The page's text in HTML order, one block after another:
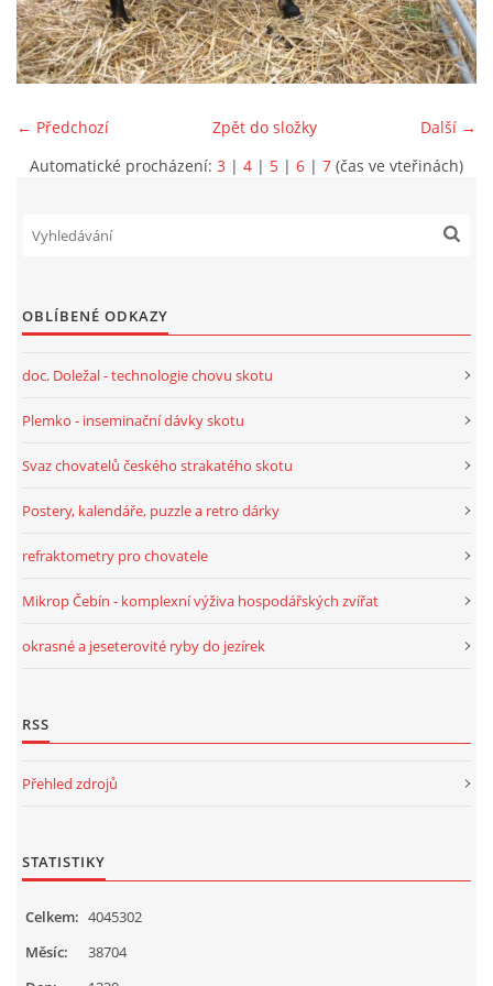
CHOV OVCÍ
CHOV NUTRIÍ
EKOLOGICKÉ ZEMĚDĚLSTVÍ
PŘEDNÁŠKY
ZPRACOVÁNÍ MLÉKA
POVINNOSTI CHOVATELE, REGISTRACE CHOVŮ, EVIDENCE
STRÁNKY
© 2026 eStránky.cz
← Předchozí Další →
Zpět do složky
Automatické procházení: 3 | 4 | 5 | 6 | 7 (čas ve vteřinách)
OBLÍBENÉ ODKAZY
doc. Doležal - technologie chovu skotu
Plemko - inseminační dávky skotu
Svaz chovatelů českého strakatého skotu
Postery, kalendáře, puzzle a retro dárky
refraktometry pro chovatele
Mikrop Čebín - komplexní výživa hospodářských zvířat
okrasné a jeseterovité ryby do jezírek
RSS
Přehled zdrojů
STATISTIKY
Celkem: 4045302
Měsíc:
38704